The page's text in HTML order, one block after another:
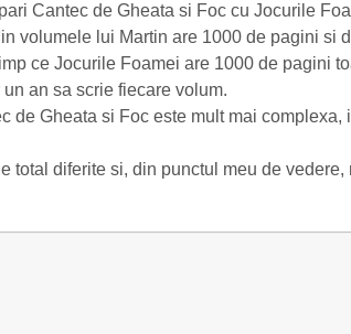
Cantec de Gheata si Foc cu Jocurile
volumele lui Martin are 1000 de pagini si
ce Jocurile Foamei are 1000 de pagini
an sa scrie fiecare volum.
de Gheata si Foc este mult mai complexa,
total diferite si, din punctul meu de vedere,